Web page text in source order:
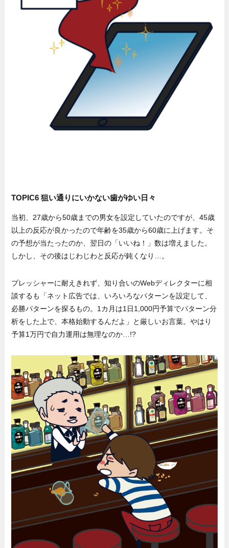
TOPIC6 狙い通りにいかない歯がゆい日々
当初、27歳から50歳までの男女を設定していたのですが、45歳
以上の反応が良かったので年齢を35歳から60歳に上げます。そ
の予想が当たったのか、翌日の「いいね！」数は増えました。
しかし、その後はじわじわと反応が鈍くなり…。
プレッシャーに耐えきれず、知り合いのWebディレクターに相
談するも「ネット広告では、いろいろなパターンを設定して、
必勝パターンを探るもの。1カ月は1日1,000円予算でパターン分
析をした上で、本格始動するんだよ」と厳しいお言葉。やはり
予算1万円で自力運用は無理なのか…!?